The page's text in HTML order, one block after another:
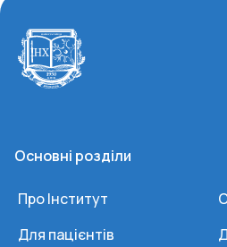
Основні розділи
Про Інститут
Для пацієнтів